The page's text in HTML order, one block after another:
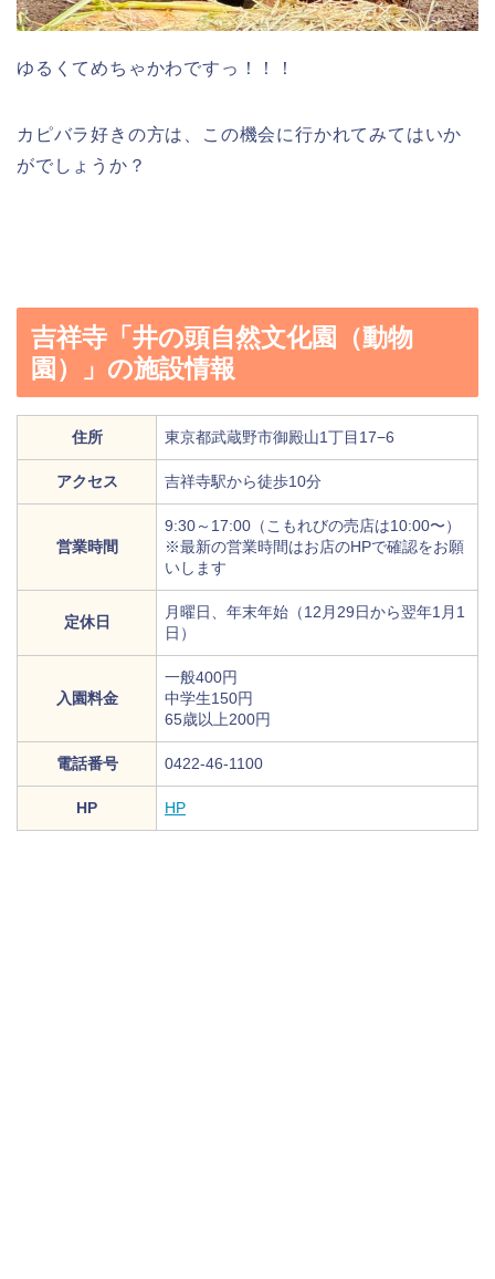
ゆるくてめちゃかわですっ！！！
カピバラ好きの方は、この機会に行かれてみてはいか
がでしょうか？
吉祥寺「井の頭自然文化園（動物
園）」の施設情報
住所 東京都武蔵野市御殿山1丁目17−6
アクセス 吉祥寺駅から徒歩10分
営業時間
9:30～17:00（こもれびの売店は10:00〜）
※最新の営業時間はお店のHPで確認をお願
いします
定休日
月曜日、年末年始（12月29日から翌年1月1
日）
入園料金
一般400円
中学生150円
65歳以上200円
電話番号 0422-46-1100
HP HP